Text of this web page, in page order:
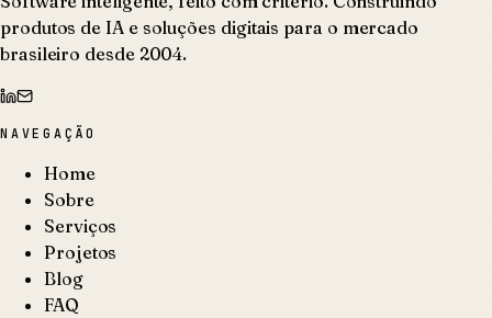
produtos de IA e soluções digitais para o mercado
brasileiro desde 2004.
NAVEGAÇÃO
Home
Sobre
Serviços
Projetos
Blog
FAQ